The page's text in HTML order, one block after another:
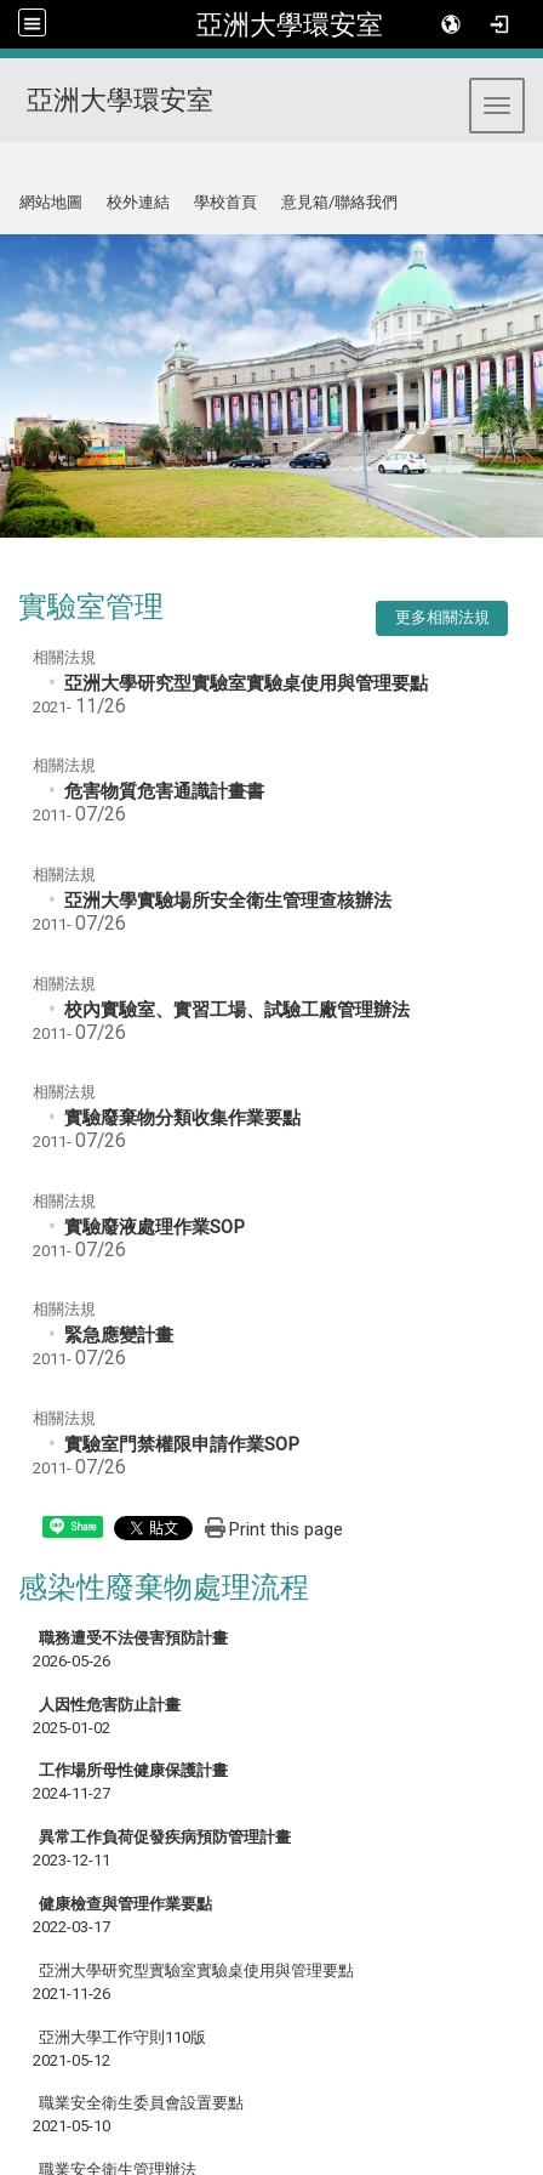
亞洲大學環安室
亞洲大學環安室
網站地圖
校外連結 學校首頁 意見箱/聯絡我們
實驗室管理
相關法規
亞洲大學研究型實驗室實驗桌使用與管理要點
2021- 11/26
相關法規
危害物質危害通識計畫書
2011- 07/26
相關法規
亞洲大學實驗場所安全衛生管理查核辦法
2011- 07/26
相關法規
校內實驗室、實習工場、試驗工廠管理辦法
2011- 07/26
相關法規
實驗廢棄物分類收集作業要點
2011- 07/26
相關法規
實驗廢液處理作業SOP
2011- 07/26
相關法規
緊急應變計畫
2011- 07/26
相關法規
實驗室門禁權限申請作業SOP
2011- 07/26
Share Print this page
感染性廢棄物處理流程
職務遭受不法侵害預防計畫
2026-05-26
人因性危害防止計畫
2025-01-02
工作場所母性健康保護計畫
2024-11-27
異常工作負荷促發疾病預防管理計畫
2023-12-11
健康檢查與管理作業要點
2022-03-17
亞洲大學研究型實驗室實驗桌使用與管理要點
2021-11-26
亞洲大學工作守則110版
2021-05-12
職業安全衛生委員會設置要點
2021-05-10
職業安全衛生管理辦法
更多相關法規